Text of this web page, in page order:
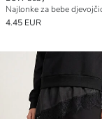
Najlonke za bebe
4.45 EUR